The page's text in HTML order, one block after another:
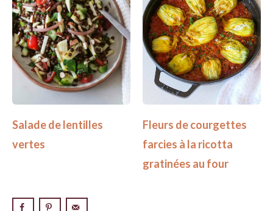
Salade de lentilles
vertes
Fleurs de courgettes
farcies à la ricotta
gratinées au four